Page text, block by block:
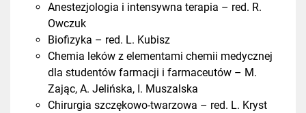
Anestezjologia i intensywna terapia – red. R.
Owczuk
Biofizyka – red. L. Kubisz
Chemia leków z elementami chemii medycznej
dla studentów farmacji i farmaceutów – M.
Zając, A. Jelińska, I. Muszalska
Chirurgia szczękowo-twarzowa – red. L. Kryst